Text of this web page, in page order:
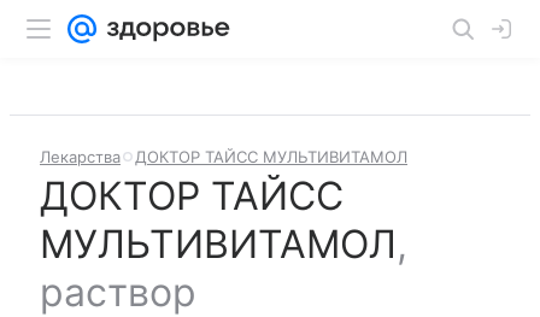
Лекарства ДОКТОР ТАЙСС МУЛЬТИВИТАМОЛ
ДОКТОР ТАЙСС
МУЛЬТИВИТАМОЛ,
раствор